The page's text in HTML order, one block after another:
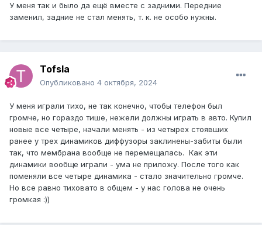
У меня так и было да ещё вместе с задними. Передние
заменил, задние не стал менять, т. к. не особо нужны.
Tofsla
Опубликовано 4 октября, 2024
У меня играли тихо, не так конечно, чтобы телефон был
громче, но гораздо тише, нежели должны играть в авто. Купил
новые все четыре, начали менять - из четырех стоявших
ранее у трех динамиков диффузоры заклинены-забиты были
так, что мембрана вообще не перемещалась. Как эти
динамики вообще играли - ума не приложу. После того как
поменяли все четыре динамика - стало значительно громче.
Но все равно тиховато в общем - у нас голова не очень
громкая :))